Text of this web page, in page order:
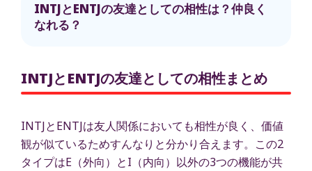
INTJとENTJの友達としての相性は？仲良く
なれる？
INTJとENTJの友達としての相性まとめ
INTJとENTJは友人関係においても相性が良く、価値
観が似ているためすんなりと分かり合えます。この2
タイプはE（外向）とI（内向）以外の3つの機能が共